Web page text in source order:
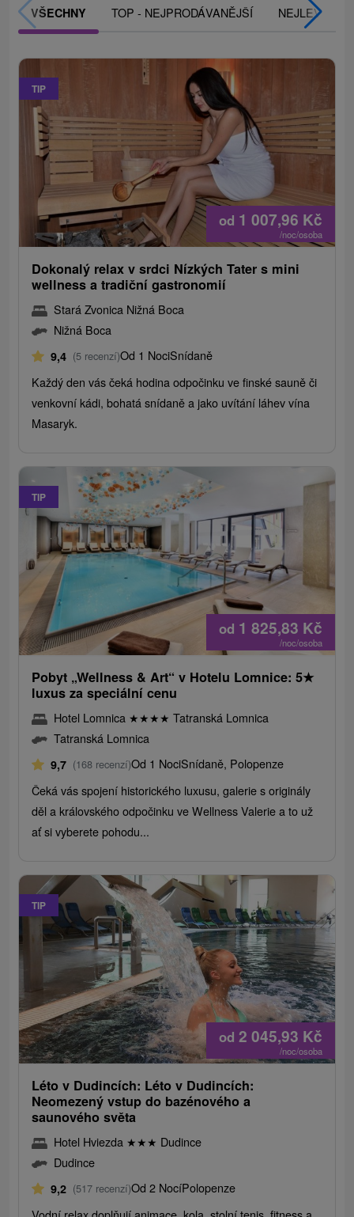
VŠECHNY TOP - NEJPRODÁVANĚJŠÍ NEJLEVNĚJŠÍ
TIP
od 1 007,96 Kč
/noc/osoba
Dokonalý relax v srdci Nízkých Tater s mini
wellness a tradiční gastronomií
Stará Zvonica Nižná Boca
Nižná Boca
9,4 (5 recenzí)Od 1 NociSnídaně
Každý den vás čeká hodina odpočinku ve finské sauně či
venkovní kádi, bohatá snídaně a jako uvítání láhev vína
Masaryk.
TIP
od 1 825,83 Kč
/noc/osoba
Pobyt „Wellness & Art“ v Hotelu Lomnice: 5★
luxus za speciální cenu
Hotel Lomnica ★★★★ Tatranská Lomnica
Tatranská Lomnica
9,7 (168 recenzí)Od 1 NociSnídaně, Polopenze
Čeká vás spojení historického luxusu, galerie s originály
děl a královského odpočinku ve Wellness Valerie a to už
ať si vyberete pohodu...
TIP
od 2 045,93 Kč
/noc/osoba
Léto v Dudincích: Léto v Dudincích:
Neomezený vstup do bazénového a
saunového světa
Hotel Hviezda ★★★ Dudince
Dudince
9,2 (517 recenzí)Od 2 NocíPolopenze